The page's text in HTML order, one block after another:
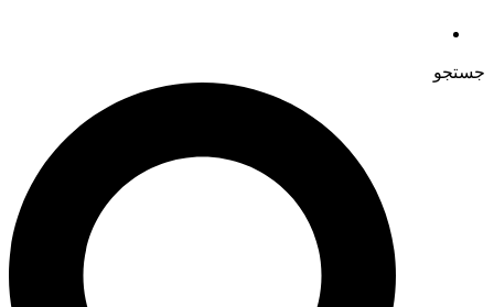
جستجو